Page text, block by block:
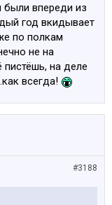
были впереди из
год вкидывает
по полкам
не на
на деле
всегда!
#3188